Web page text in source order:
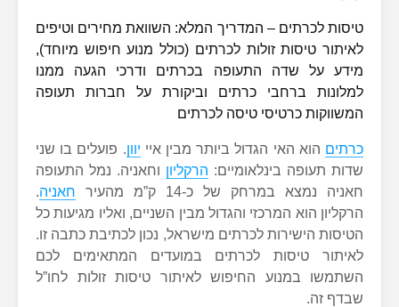
טיסות לכרתים – המדריך המלא: השוואת מחירים וטיפים
לאיתור טיסות זולות לכרתים (כולל מנוע חיפוש מיוחד),
מידע על שדה התעופה בכרתים ודרכי הגעה ממנו
למלונות ברחבי כרתים וביקורת על חברות תעופה
המשווקות כרטיסי טיסה לכרתים
כרתים הוא האי הגדול ביותר מבין איי יוון. פועלים בו שני
שדות תעופה בינלאומיים: הרקליון וחאניה. נמל התעופה
חאניה נמצא במרחק של כ-14 ק”מ מהעיר
חאניה.
הרקליון הוא המרכזי והגדול מבין השניים, ואליו מגיעות כל
הטיסות הישירות לכרתים מישראל, נכון לכתיבת כתבה זו.
לאיתור טיסות לכרתים במועדים המתאימים לכם
השתמשו במנוע החיפוש לאיתור טיסות זולות לחו”ל
שבדף זה.